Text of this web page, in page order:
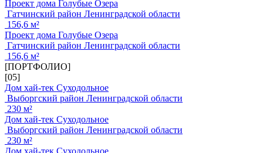
Проект дома Голубые Озера
Гатчинский район Ленинградской области
156,6 м²
Проект дома Голубые Озера
Гатчинский район Ленинградской области
156,6 м²
[ПОРТФОЛИО]
[05]
Дом хай-тек Суходольное
Выборгский район Ленинградской области
230 м²
Дом хай-тек Суходольное
Выборгский район Ленинградской области
230 м²
Дом хай-тек Суходольное